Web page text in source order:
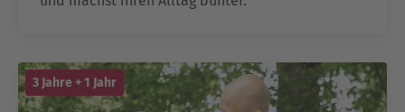
3 Jahre + 1 Jahr